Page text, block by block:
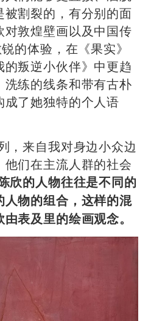
割裂的，有分别的面
敦煌壁画以及中国传
的体验，在《果实》
叛逆⼩伙伴》中更趋
练的线条和带有古朴
了她独特的个人语
来自我对身边小众边
们在主流人群的社会
欣的人物往往是不同的
人物的组合，这样的混
表及里的绘画观念。